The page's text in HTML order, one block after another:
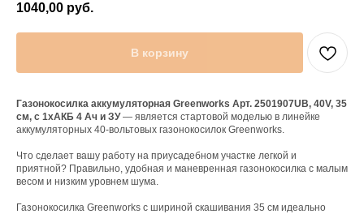
1040,00 руб.
В корзину
Газонокосилка аккумуляторная Greenworks Арт. 2501907UB, 40V, 35
см, c 1хАКБ 4 Ач и ЗУ— является стартовой моделью в линейке
аккумуляторных 40-вольтовых газонокосилок Greenworks.
Что сделает вашу работу на приусадебном участке легкой и
приятной? Правильно, удобная и маневренная газонокосилка с малым
весом и низким уровнем шума.
Газонокосилка Greenworks с шириной скашивания 35 см идеально